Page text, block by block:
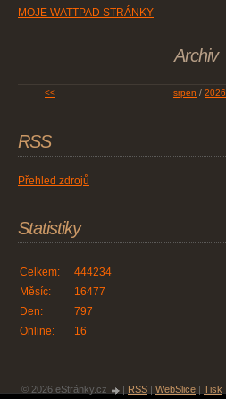
MOJE WATTPAD STRÁNKY
Archiv
<< srpen / 2026
RSS
Přehled zdrojů
Statistiky
Online: 16
Celkem:
444234
Měsíc:
16477
Den:
797
© 2026 eStránky.cz RSS WebSlice Tisk